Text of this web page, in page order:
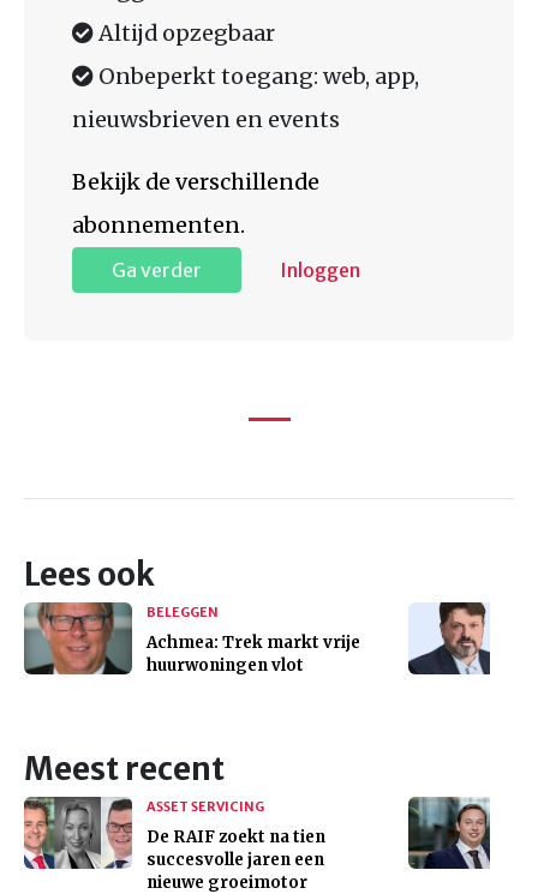
Altijd opzegbaar
Onbeperkt toegang: web, app,
nieuwsbrieven en events
Bekijk de verschillende
abonnementen.
Ga verder Inloggen
Lees ook
BELEGGEN
Achmea: Trek markt vrije
huurwoningen vlot
Meest recent
ASSET SERVICING
De RAIF zoekt na tien
succesvolle jaren een
nieuwe groeimotor